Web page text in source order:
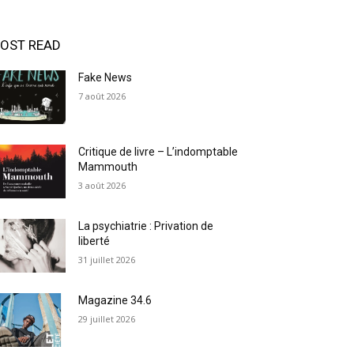
READ
Fake News
7 août 2026
Critique de livre – L’indomptable
Mammouth
3 août 2026
La psychiatrie : Privation de
liberté
31 juillet 2026
Magazine 34.6
29 juillet 2026